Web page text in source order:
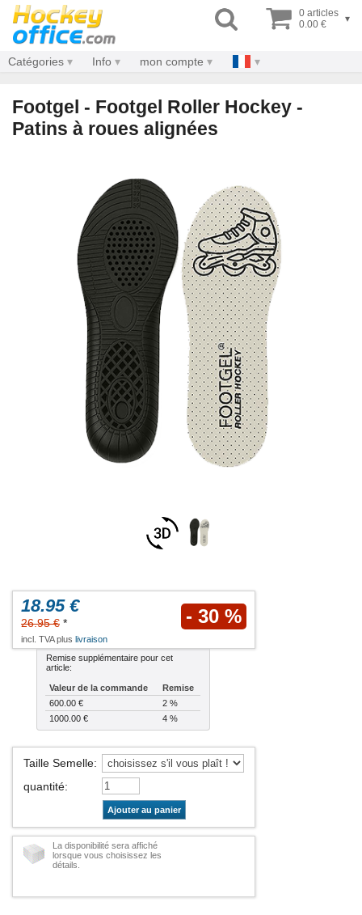
0 articles
0.00 €
▾
Catégories Info mon compte
Footgel - Footgel Roller Hockey -
Patins à roues alignées
18.95 €
26.95 € * - 30 %
incl. TVA plus livraison
Remise supplémentaire pour cet
article:
Valeur de la commande
Remise
600.00 €
2 %
1000.00 €
4 %
Taille Semelle:
quantité:
Ajouter au panier
La disponibilité sera affiché
lorsque vous choisissez les
détails.